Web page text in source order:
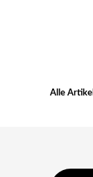
Alle Artikel